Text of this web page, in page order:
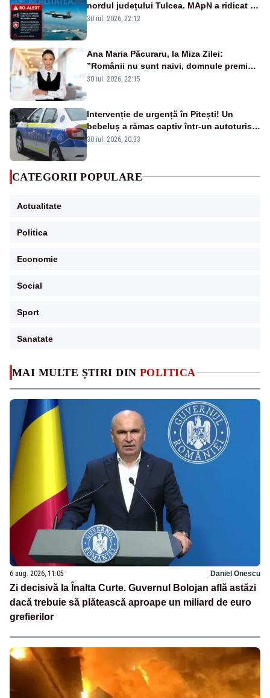
MAI MULTE ȘTIRI DIN POLITICA
6 aug. 2026, 11:05 Daniel Onescu
Zi decisivă la Înalta Curte. Guvernul Bolojan află astăzi
dacă trebuie să plătească aproape un miliard de euro
grefierilor
nordul județului Tulcea. MApN a ridicat de
la sol două avioane F-16
30 iul. 2026, 22:12
Ana Maria Păcuraru, la Miza Zilei:
”Românii nu sunt naivi, domnule premier
Bolojan”
30 iul. 2026, 22:15
Intervenție de urgență în Pitești! Un
bebeluș a rămas captiv într-un autoturism
din cauza unei defecțiuni
30 iul. 2026, 20:33
CATEGORII POPULARE
Actualitate
Politica
Economie
Social
Sport
Sanatate